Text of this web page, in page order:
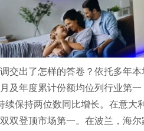
交出了怎样的答卷？依托多年
及年度累计份额均位列行业第
续保持两位数同比增长。在意大
双登顶市场第一。在波兰，海尔